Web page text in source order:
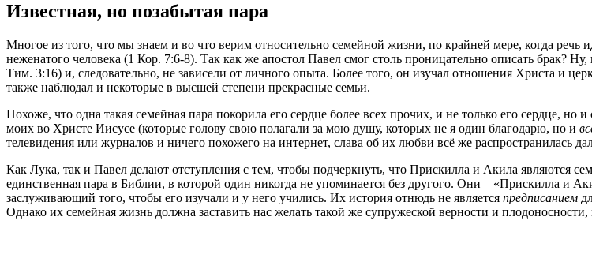
Известная, но позабытая пара
Многое из того, что мы знаем и во что верим относительно семейной жизни, по крайней мере, когда речь
неженатого человека (1 Кор. 7:6-8). Так как же апостол Павел смог столь проницательно описать брак?
Тим. 3:16) и, следовательно, не зависели от личного опыта. Более того, он изучал отношения Христа и
также наблюдал и некоторые в высшей степени прекрасные семьи.
Похоже, что одна такая семейная пара покорила его сердце более всех прочих, и не только его сердце,
моих во Христе Иисусе (которые голову свою полагали за мою душу, которых не я один благодарю, но и
телевидения или журналов и ничего похожего на интернет, слава об их любви всё же распространилась
Как Лука, так и Павел делают отступления с тем, чтобы подчеркнуть, что Прискилла и Акила являются
единственная пара в Библии, в которой один никогда не упоминается без другого. Они – «Прискилла и
заслуживающий того, чтобы его изучали и у него учились. Их история отнюдь не является предписанием
Однако их семейная жизнь должна заставить нас желать такой же супружеской верности и